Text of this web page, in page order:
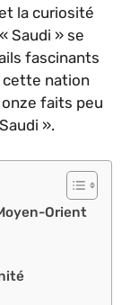
la curiosité
Saudi » se
fascinants
cette nation
onze faits peu
».
Orient